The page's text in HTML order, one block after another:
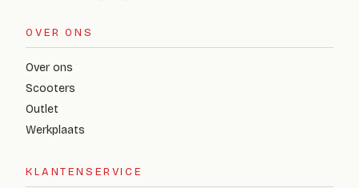
OVER ONS
Over ons
Scooters
Outlet
Werkplaats
KLANTENSERVICE